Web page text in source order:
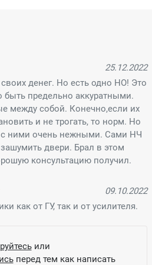
25.12.2022
денег. Но есть одно НО! Это
предельно аккуратными.
между собой. Конечно,если их
и не трогать, то норм. Но
с ними очень нежными. Сами НЧ
двери. Брал в этом
консультацию получил.
09.10.2022
как от ГУ, так и от усилителя.
или
перед тем как написать